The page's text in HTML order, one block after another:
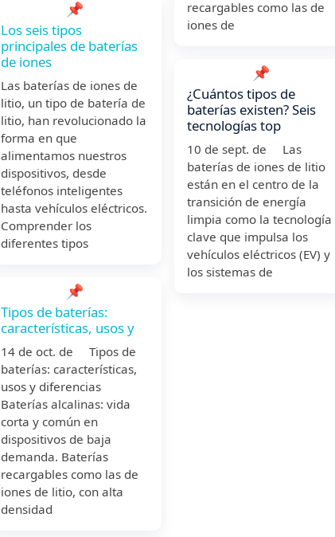
📌
Los seis tipos
principales de baterías
de iones
Las baterías de iones de
litio, un tipo de batería de
litio, han revolucionado la
forma en que
alimentamos nuestros
dispositivos, desde
teléfonos inteligentes
hasta vehículos eléctricos.
Comprender los
diferentes tipos
📌
Tipos de baterías:
características, usos y
14 de oct. de Tipos de
baterías: características,
usos y diferencias
Baterías alcalinas: vida
corta y común en
dispositivos de baja
demanda. Baterías
recargables como las de
iones de litio, con alta
densidad
recargables como las de
iones de
📌
¿Cuántos tipos de
baterías existen? Seis
tecnologías top
10 de sept. de Las
baterías de iones de litio
están en el centro de la
transición de energía
limpia como la tecnología
clave que impulsa los
vehículos eléctricos (EV) y
los sistemas de